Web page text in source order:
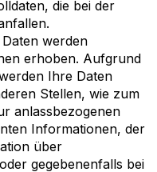
die bei der
werden
erhoben. Aufgrund
Ihre Daten
Stellen, wie zum
anlassbezogenen
Informationen, der
über
gegebenenfalls bei